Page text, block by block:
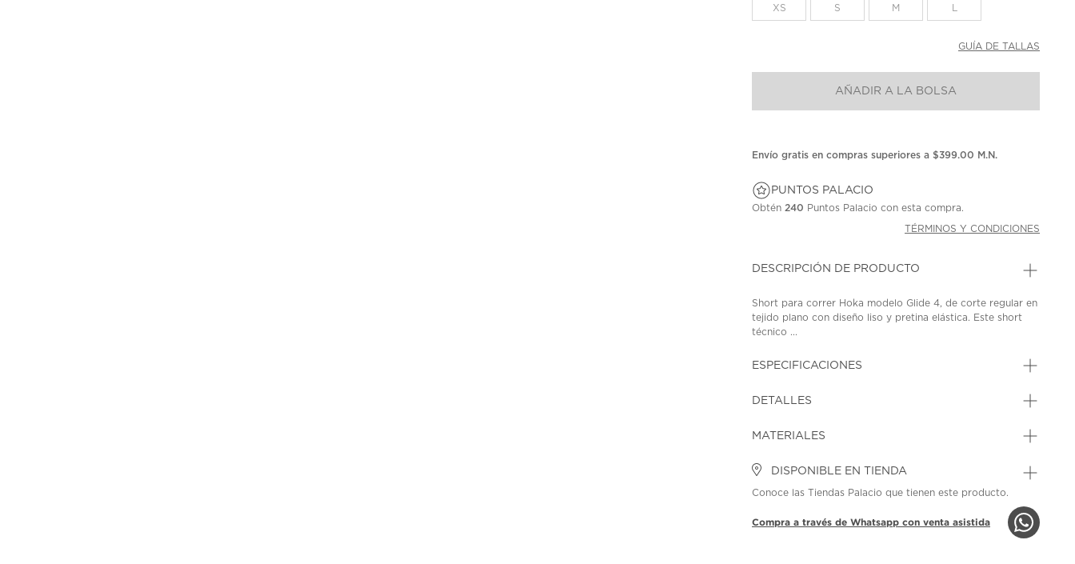
misma
XS S M
GUÍA DE TALLAS
AÑADIR A LA BOLSA
Envío gratis en compras superiores a $399.00 M.N.
PUNTOS PALACIO
Obtén 240 Puntos Palacio con esta compra.
TÉRMINOS Y CONDICIONES
DESCRIPCIÓN DE PRODUCTO
Short para correr Hoka modelo Glide 4, de corte regular en
tejido plano con diseño liso y pretina elástica. Este short
técnico ...
ESPECIFICACIONES
DETALLES
MATERIALES
DISPONIBLE EN TIENDA
Conoce las Tiendas Palacio que tienen este producto.
Compra a través de Whatsapp con venta asistida